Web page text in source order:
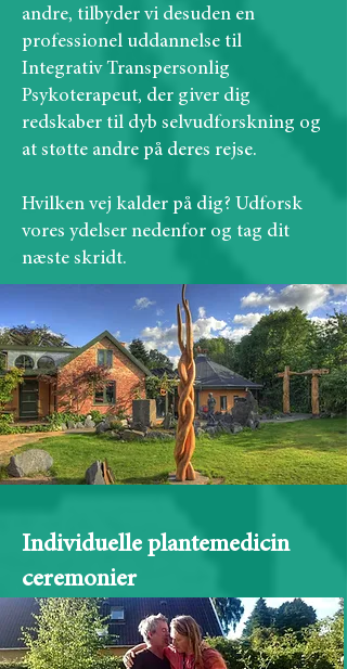
andre, tilbyder vi desuden en
professionel uddannelse til
Integrativ Transpersonlig
Psykoterapeut, der giver dig
redskaber til dyb selvudforskning og
at støtte andre på deres rejse.
Hvilken vej kalder på dig? Udforsk
vores ydelser nedenfor og tag dit
næste skridt.
Individuelle plantemedicin
ceremonier